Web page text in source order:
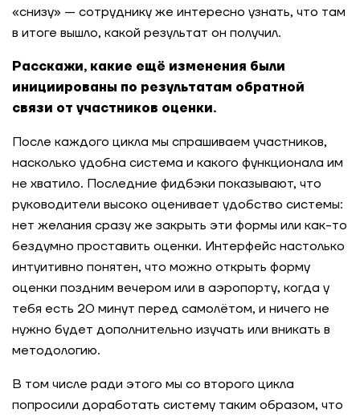
«снизу» — сотруднику же интересно узнать, что там
в итоге вышло, какой результат он получил.
Расскажи, какие ещё изменения были
инициированы по результатам обратной
связи от участников оценки.
После каждого цикла мы спрашиваем участников,
насколько удобна система и какого функционала им
не хватило. Последние фидбэки показывают, что
руководители высоко оценивает удобство системы:
нет желания сразу же закрыть эти формы или как-то
бездумно проставить оценки. Интерфейс настолько
интуитивно понятен, что можно открыть форму
оценки поздним вечером или в аэропорту, когда у
тебя есть 20 минут перед самолётом, и ничего не
нужно будет дополнительно изучать или вникать в
методологию.
В том числе ради этого мы со второго цикла
попросили доработать систему таким образом, что